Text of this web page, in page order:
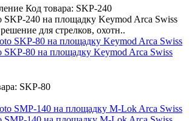
Код товара: SKP-240
SKP-240 на площадку Keymod Arca Swiss
для стрелков, охотн..
SKP-80 на площадку Keymod Arca Swiss
SKP-80